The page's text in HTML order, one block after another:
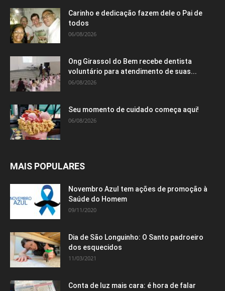
Carinho e dedicação fazem dele o Pai de
todos
06/08/2026
Ong Girassol do Bem recebe dentista
voluntário para atendimento de suas...
06/08/2026
Seu momento de cuidado começa aqui!
06/08/2026
MAIS POPULARES
Novembro Azul tem ações de promoção à
Saúde do Homem
09/11/2020
Dia de São Longuinho: O Santo padroeiro
dos esquecidos
11/03/2021
Conta de luz mais cara: é hora de falar